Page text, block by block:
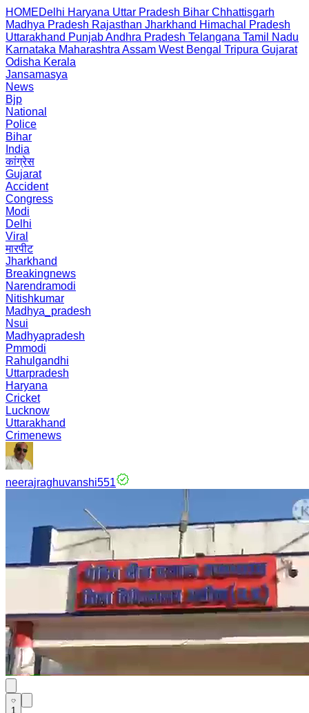
HOMEDelhi Haryana Uttar Pradesh Bihar Chhattisgarh
Madhya Pradesh Rajasthan Jharkhand Himachal Pradesh
Uttarakhand PunjabAndhra Pradesh Telangana Tamil Nadu
Karnataka Maharashtra Assam West Bengal Tripura Gujarat
Odisha Kerala
Jansamasya
News
Bjp
National
Police
Bihar
India
कांग्रेस
Gujarat
Accident
Congress
Modi
Delhi
Viral
मारपीट
Jharkhand
Breakingnews
Narendramodi
Nitishkumar
Madhya_pradesh
Nsui
Madhyapradesh
Pmmodi
Rahulgandhi
Uttarpradesh
Haryana
Cricket
Lucknow
Uttarakhand
Crimenews
neerajraghuvanshi551
1